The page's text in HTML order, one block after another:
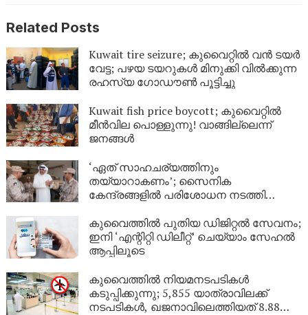
Related Posts
Kuwait tire seizure; കുവൈറ്റിൽ വൻ ടയർ
വേട്ട; പഴയ ടയറുകൾ മിനുക്കി വിൽക്കുന്ന
രഹസ്യ ഗോഡൗൺ പൂട്ടിച്ചു
Kuwait fish price boycott; കുവൈറ്റിൽ
മീൻവില പൊള്ളുന്നു! വാങ്ങില്ലെന്ന്
ജനങ്ങൾ
‘ഏത് സാഹചര്യത്തിനും
തയ്യാറാകണം’; സൈനിക
കേന്ദ്രങ്ങളിൽ പരിശോധന നടത്തി
കുവൈത്തിൽ പുതിയ ഡിജിറ്റൽ സേവനം;
ഇനി ‘എന്റിറ്റി ഡിലീറ്റ്’ ചെയ്യാം സേഹൽ
ആപ്പിലൂടെ
കുവൈത്തിൽ നിയമനടപടികൾ
കടുപ്പിക്കുന്നു; 5,855 യാത്രാവിലക്ക്
നടപടികൾ, ഖജനാവിലെത്തിയത് 8.88